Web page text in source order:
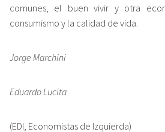
comunes, el buen vivir y otra
consumismo y la calidad de vida.
Jorge Marchini
Eduardo Lucita
(EDI, Economistas de Izquierda)